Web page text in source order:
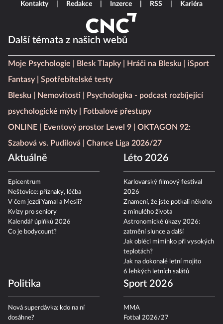
Další témata z našich webů
Moje Psychologie Blesk Tlapky Hráči na Blesku
iSport
Fantasy
Spotřebitelské testy
Blesku
Nemovitosti
Psychologika - podcast rozbíjející
psychologické mýty
Fotbalové přestupy
ONLINE
Eventový prostor Level 9
OKTAGON 92:
Szabová vs. Pudilová
Chance Liga 2026/27
Aktuálně
Epicentrum
Neštovice: příznaky, léčba
V čem jezdí Yamal a Mesii?
Kvízy pro seniory
Kalendář úplňků 2026
Co je bodycount?
Léto 2026
Karlovarský filmový festival
2026
Znamení, že jste potkali někoho
z minulého života
Astronomické úkazy 2026:
zatmění slunce a další
Jak obléci miminko při vysokých
teplotách?
Jak na dokonalé letní mojito
6 lehkých letních salátů
Politika
Nová superdávka: kdo na ní
dosáhne?
Sport 2026
MMA
Fotbal 2026/27
Kontakty Redakce Inzerce RSS Kariéra